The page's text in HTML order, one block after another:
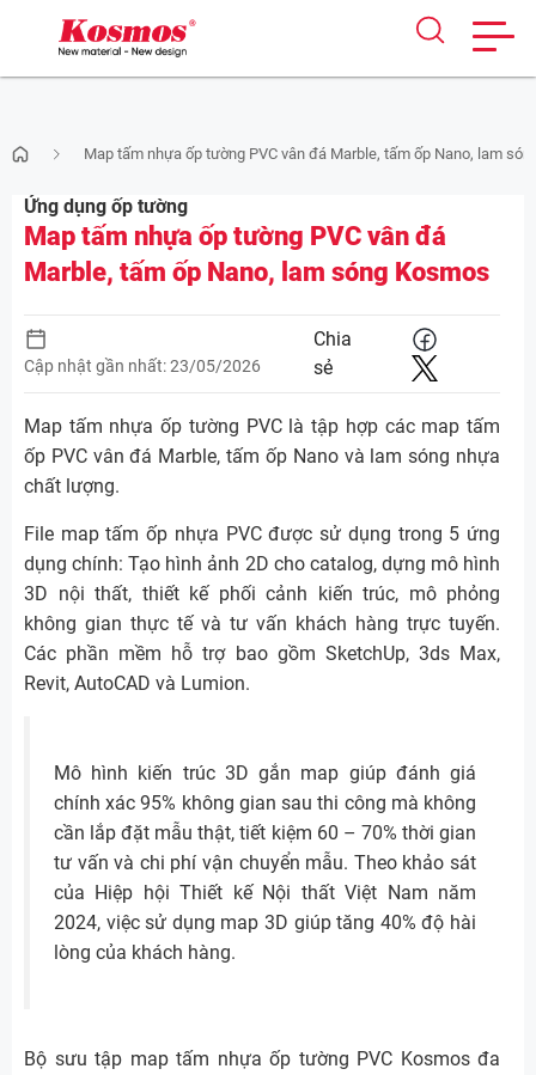
to
content
Map tấm nhựa ốp tường PVC vân đá Marble, tấm ốp Nano, lam
Ứng dụng ốp tường
Map tấm nhựa ốp tường PVC vân đá
Marble, tấm ốp Nano, lam sóng Kosmos
Cập nhật gần nhất: 23/05/2026
Chia
sẻ
Map tấm nhựa ốp tường PVC là tập hợp các map tấm
ốp PVC vân đá Marble, tấm ốp Nano và lam sóng nhựa
chất lượng.
File map tấm ốp nhựa PVC được sử dụng trong 5 ứng
dụng chính: Tạo hình ảnh 2D cho catalog, dựng mô hình
3D nội thất, thiết kế phối cảnh kiến trúc, mô phỏng
không gian thực tế và tư vấn khách hàng trực tuyến.
Các phần mềm hỗ trợ bao gồm SketchUp, 3ds Max,
Revit, AutoCAD và Lumion.
Mô hình kiến trúc 3D gắn map giúp đánh giá
chính xác 95% không gian sau thi công mà không
cần lắp đặt mẫu thật, tiết kiệm 60 – 70% thời gian
tư vấn và chi phí vận chuyển mẫu. Theo khảo sát
của Hiệp hội Thiết kế Nội thất Việt Nam năm
2024, việc sử dụng map 3D giúp tăng 40% độ hài
lòng của khách hàng.
Bộ sưu tập map tấm nhựa ốp tường PVC Kosmos đa